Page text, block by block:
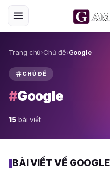
Trang chủ›Chủ đề›Google
CHỦ ĐỀ
#Google
15 bài viết
BÀI VIẾT VỀ GOOGLE